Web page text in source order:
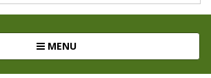
MENUToggle navigation